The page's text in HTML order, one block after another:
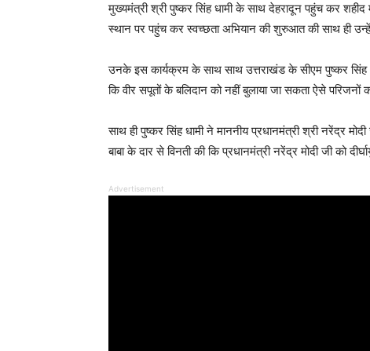
मुख्यमंत्री श्री पुष्कर सिंह धामी के साथ देहरादून पहुंच कर
स्थान पर पहुंच कर स्वच्छता अभियान की शुरुआत की साथ ही
उनके इस कार्यक्रम के साथ साथ उत्तराखंड के सीएम पुष्कर सिंह
कि वीर सपूतों के बलिदान को नहीं बुलाया जा सकता ऐसे परिजनों
साथ ही पुष्कर सिंह धामी ने माननीय प्रधानमंत्री श्री नरेंद्र
बाबा के दार से विनती की कि प्रधानमंत्री नरेंद्र मोदी जी को
Advertisement